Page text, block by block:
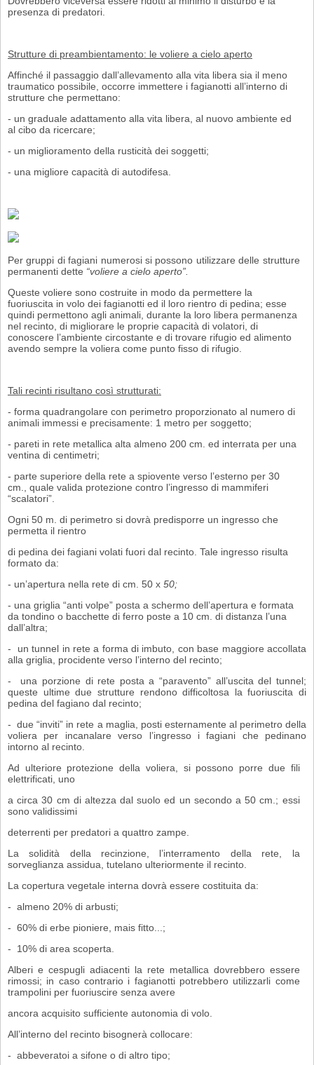
presenza di predatori.
Strutture di preambientamento: le voliere a cielo aperto
Affinché il passaggio dall’allevamento alla vita libera sia il meno
traumatico pos­sibile, occorre immettere i fagianotti all’interno di
strutture che permettano:
- un graduale adattamento alla vita libera, al nuovo ambiente ed
al cibo da ricercare;
- un miglioramento della rusticità dei soggetti;
- una migliore capacità di autodifesa.
Per gruppi di fagiani numerosi si possono utilizzare delle strutture
permanenti dette “voliere a cielo aperto”.
Queste voliere sono costruite in modo da permettere la
fuoriuscita in volo dei fa­gianotti ed il loro rientro di pedina; esse
quindi permettono agli animali, durante la loro libera permanenza
nel recinto, di migliorare le proprie capacità di volatori, di
conoscere l’ambiente circostante e di trovare rifugio ed alimento
avendo sem­pre la voliera come punto fisso di rifugio.
Tali recinti risultano così strutturati:
- forma quadrangolare con perimetro proporzionato al numero di
animali immessi e precisamente: 1 metro per soggetto;
- pareti in rete metallica alta almeno 200 cm. ed interrata per una
ventina di cen­timetri;
- parte superiore della rete a spiovente verso l’esterno per 30
cm., quale valida protezione contro l’ingresso di mammiferi
“scalatori”.
Ogni 50 m. di perimetro si dovrà predisporre un ingresso che
permetta il rientro
di pedina dei fagiani volati fuori dal recinto. Tale ingresso risulta
formato da:
- un’apertura nella rete di cm. 50 x 50;
- una griglia “anti volpe” posta a schermo dell’apertura e formata
da tondino o bacchette di ferro poste a 10 cm. di distanza l’una
dall’altra;
- un tunnel in rete a forma di imbuto, con base maggiore accollata
alla griglia, procidente verso l’interno del recinto;
- una porzione di rete posta a “paravento” all’uscita del tunnel;
queste ultime due strutture rendono difficoltosa la fuoriuscita di
pedina del fagiano dal recinto;
- due “inviti” in rete a maglia, posti esternamente al perimetro della
voliera per incanalare verso l’ingresso i fagiani che pedinano
intorno al recinto.
Ad ulteriore protezione della voliera, si possono porre due fili
elettrificati, uno
a circa 30 cm di altezza dal suolo ed un secondo a 50 cm.; essi
sono validissimi
deterrenti per predatori a quattro zampe.
La solidità della recinzione, l’interramento della rete, la
sorveglianza assidua, tutelano ulteriormente il recinto.
La copertura vegetale interna dovrà essere costituita da:
- almeno 20% di arbusti;
- 60% di erbe pioniere, mais fitto...;
- 10% di area scoperta.
Alberi e cespugli adiacenti la rete metallica dovrebbero essere
rimossi; in caso contrario i fagianotti potrebbero utilizzarli come
trampolini per fuoriuscire senza avere
ancora acquisito sufficiente autonomia di volo.
All’interno del recinto bisognerà collocare:
- abbeveratoi a sifone o di altro tipo;